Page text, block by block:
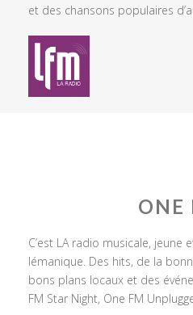
et des chansons populaires
ONE
C’est LA radio musicale, jeune
lémanique. Des hits, de la
bons plans locaux et des
FM Star Night, One FM